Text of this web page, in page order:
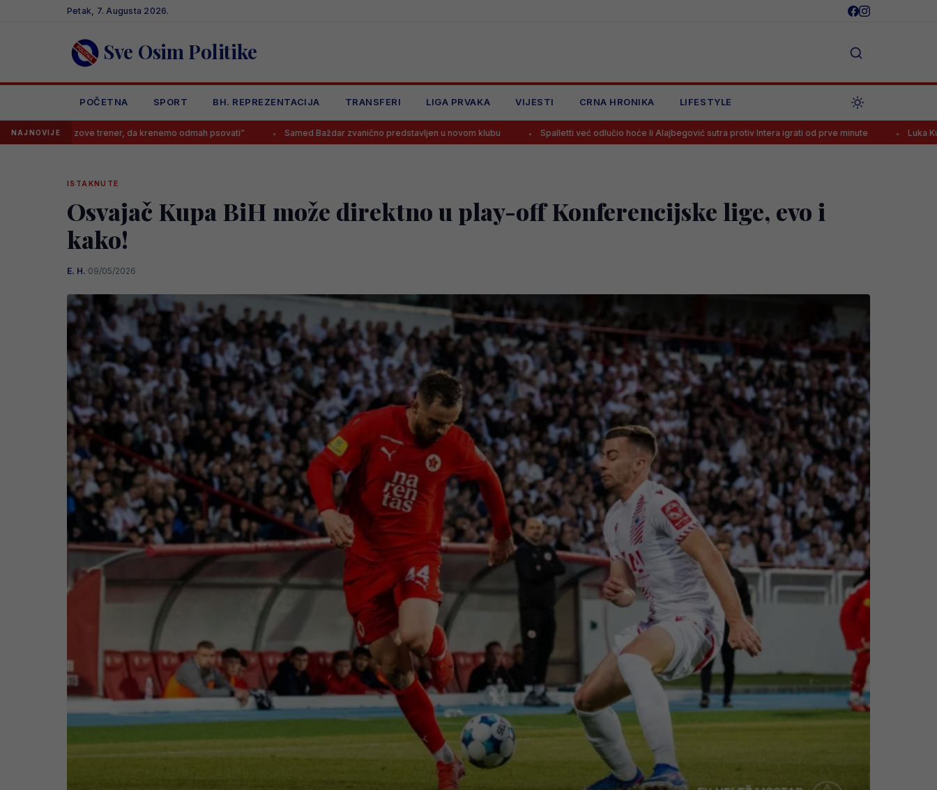
Petak, 7. Augusta 2026.
Sve Osim Politike
POČETNA SPORT BH. REPREZENTACIJA TRANSFERI LIGA PRVAKA VIJESTI CRNA HRONIKA LIFESTYLE
NAJNOVIJE
da krenemo odmah psovati” Samed Baždar zvanično predstavljen u novom klubu Spalletti već odlučio hoće li Alajbegović sutra protiv Intera igrati od prve minute Luka Kulenović pred
ISTAKNUTE
Osvajač Kupa BiH može direktno u play-off Konferencijske lige, evo i
kako!
E. H.·09/05/2026